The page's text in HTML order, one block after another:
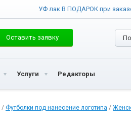
УФ лак В ПОДАРОК при
Оставить заявку
Услуги Редакторы
/ Футболки под нанесение логотипа /